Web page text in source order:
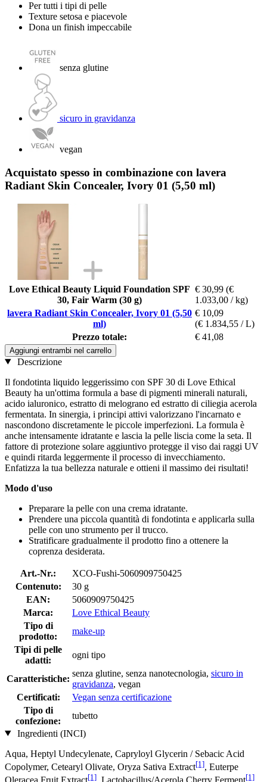
Per tutti i tipi di pelle
Texture setosa e piacevole
Dona un finish impeccabile
senza glutine
sicuro in gravidanza
vegan
Acquistato spesso in combinazione con lavera
Radiant Skin Concealer, Ivory 01 (5,50 ml)
Love Ethical Beauty Liquid Foundation SPF
30, Fair Warm (30 g)
€ 30,99 (€
1.033,00 / kg)
lavera Radiant Skin Concealer, Ivory 01 (5,50
ml)
€ 10,09
(€ 1.834,55 / L)
Prezzo totale:
€ 41,08
Aggiungi entrambi nel carrello
Descrizione
Il fondotinta liquido leggerissimo con SPF 30 di Love Ethical
Beauty ha un'ottima formula a base di pigmenti minerali naturali,
acido ialuronico, estratto di melograno ed estratto di ciliegia acerola
fermentata. In sinergia, i principi attivi valorizzano l'incarnato e
nascondono discretamente le piccole imperfezioni. La formula è
anche intensamente idratante e lascia la pelle liscia come la seta. Il
fattore di protezione solare aggiuntivo protegge il viso dai raggi UV
e quindi ritarda leggermente il processo di invecchiamento.
Enfatizza la tua bellezza naturale e ottieni il massimo dei risultati!
Modo d'uso
Preparare la pelle con una crema idratante.
Prendere una piccola quantità di fondotinta e applicarla sulla
pelle con uno strumento per il trucco.
Stratificare gradualmente il prodotto fino a ottenere la
coprenza desiderata.
Art.-Nr.:
XCO-Fushi-5060909750425
Contenuto:
30 g
EAN:
5060909750425
Marca:
Love Ethical Beauty
Tipo di
prodotto:
make-up
Tipi di pelle
adatti:
ogni tipo
Caratteristiche:
senza glutine, senza nanotecnologia, sicuro in
gravidanza, vegan
Certificati:
Vegan senza certificazione
Tipo di
confezione:
tubetto
Ingredienti (INCI)
Aqua, Heptyl Undecylenate, Capryloyl Glycerin / Sebacic Acid
Copolymer, Cetearyl Olivate, Oryza Sativa Extract[1], Euterpe
[1] [1]